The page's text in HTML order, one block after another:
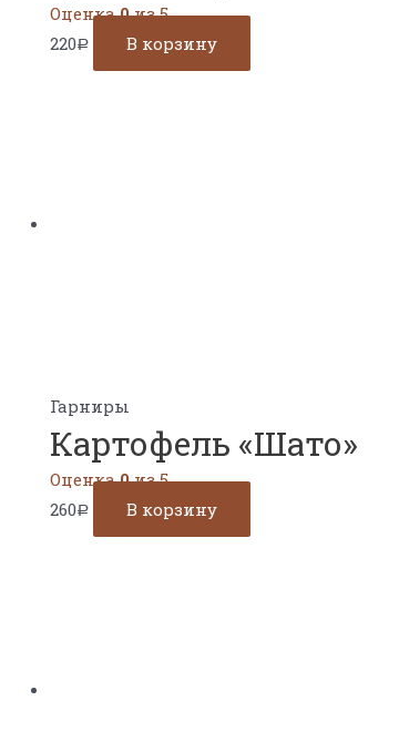
Оценка0из 5
220Р В корзину
Гарниры
Картофель «Шато»
Оценка0из 5
260Р В корзину